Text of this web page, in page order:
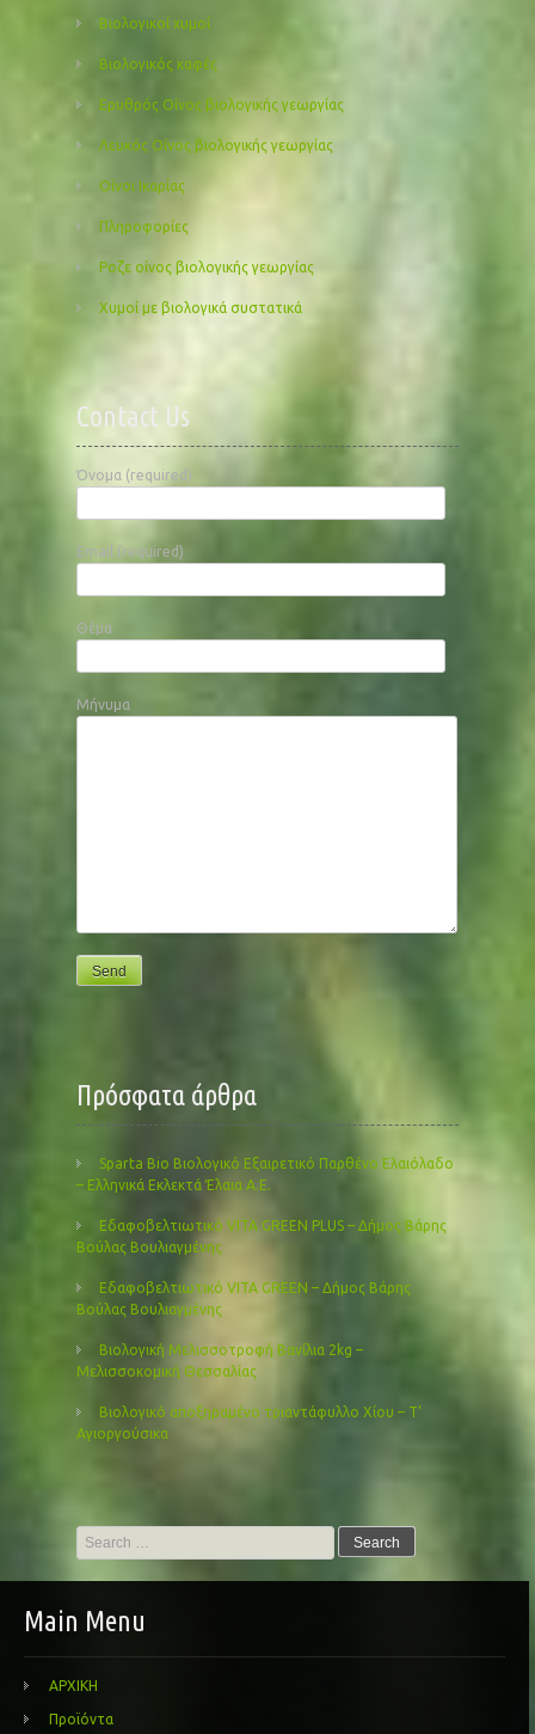
Βιολογικοί χυμοί
Βιολογικός καφές
Ερυθρός Οίνος βιολογικής γεωργίας
Λευκός Οίνος βιολογικής γεωργίας
Οίνοι Ικαρίας
Πληροφορίες
Ροζε οίνος βιολογικής γεωργίας
Χυμοί με βιολογικά συστατικά
Contact Us
Όνομα (required)
Email (required)
Θέμα
Μήνυμα
Πρόσφατα άρθρα
Sparta Bio Βιολογικό Εξαιρετικό Παρθένο Ελαιόλαδο
– Ελληνικά Εκλεκτά Έλαια Α.Ε.
Εδαφοβελτιωτικό VITA GREEN PLUS – Δήμος Βάρης
Βούλας Βουλιαγμένης
Εδαφοβελτιωτικό VITA GREEN – Δήμος Βάρης
Βούλας Βουλιαγμένης
Βιολογική Μελισσοτροφή Βανίλια 2kg –
Μελισσοκομική Θεσσαλίας
Βιολογικό αποξηραμένο τριαντάφυλλο Χίου – Τ’
Αγιοργούσικα
Search
for:
Main Menu
ΑΡΧΙΚΗ
Προϊόντα